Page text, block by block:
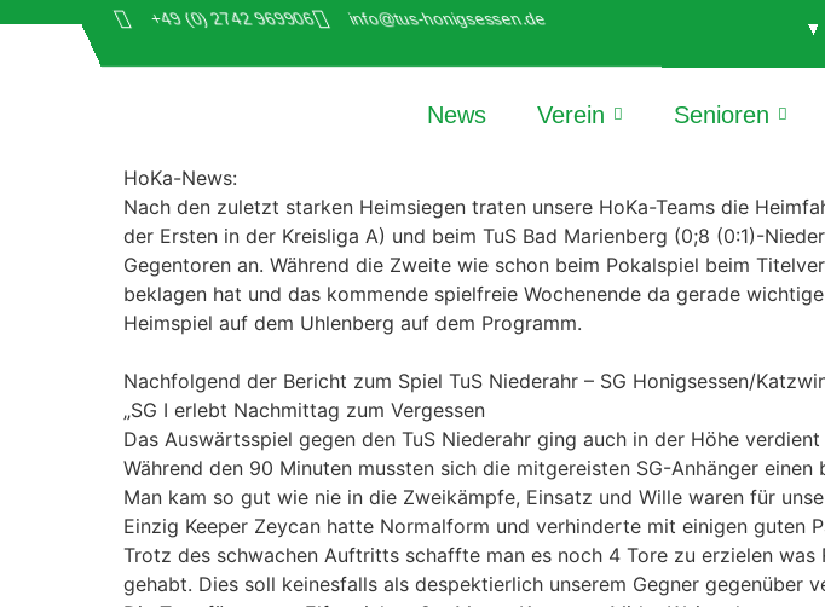
+49 (0) 2742 969906 info@tus-honigsessen.de
News Verein Senioren
HoKa-News:
Nach den zuletzt starken Heimsiegen traten unsere HoKa-Teams die
der Ersten in der Kreisliga A) und beim TuS Bad Marienberg (0;8 (0:1)-
Gegentoren an. Während die Zweite wie schon beim Pokalspiel beim
beklagen hat und das kommende spielfreie Wochenende da gerade
Heimspiel auf dem Uhlenberg auf dem Programm.
Nachfolgend der Bericht zum Spiel TuS Niederahr – SG Honigsessen/
„SG I erlebt Nachmittag zum Vergessen
Das Auswärtsspiel gegen den TuS Niederahr ging auch in der Höhe
Während den 90 Minuten mussten sich die mitgereisten SG-Anhänger
Man kam so gut wie nie in die Zweikämpfe, Einsatz und Wille waren für
Einzig Keeper Zeycan hatte Normalform und verhinderte mit einigen guten
Trotz des schwachen Auftritts schaffte man es noch 4 Tore zu erzielen
gehabt. Dies soll keinesfalls als despektierlich unserem Gegner gegenüber